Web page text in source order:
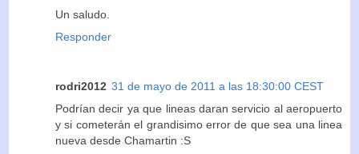
Un saludo.
Responder
rodri2012 31 de mayo de 2011 a las 18:30:00 CEST
Podrían decir ya que lineas daran servicio al aeropuerto
y si cometerán el grandisimo error de que sea una linea
nueva desde Chamartin :S